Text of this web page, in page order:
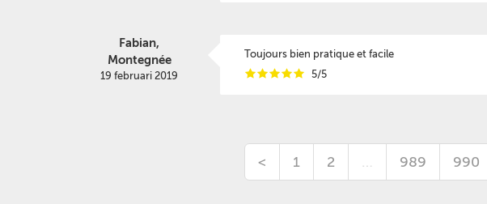
Fabian,
Montegnée
19 februari 2019
Toujours bien pratique et facile
iiiii 5/5
< 1 2 … 989 990